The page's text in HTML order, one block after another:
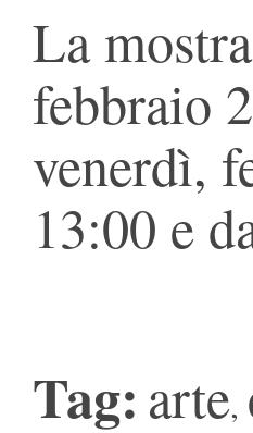
La
febbraio
venerdì,
13:00 e
Tag: arte,